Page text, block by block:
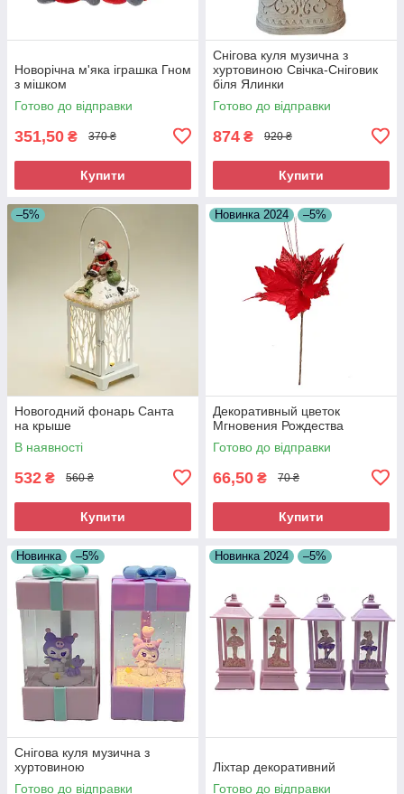
Новорічна м'яка іграшка Гном
з мішком
Готово до відправки
351,50 ₴ 370 ₴
Купити
Снігова куля музична з
хуртовиною Свічка-Сніговик
біля Ялинки
Готово до відправки
874 ₴ 920 ₴
Купити
–5%
Новогодний фонарь Санта
на крыше
В наявності
532 ₴ 560 ₴
Купити
Новинка 2024 –5%
Декоративный цветок
Мгновения Рождества
Готово до відправки
66,50 ₴ 70 ₴
Купити
Новинка –5%
Снігова куля музична з
хуртовиною
Готово до відправки
Новинка 2024 –5%
Ліхтар декоративний
Готово до відправки